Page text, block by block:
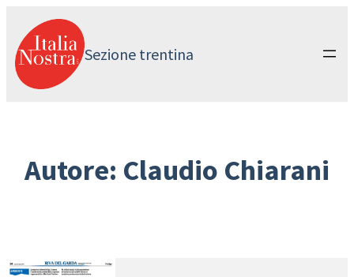
contenuto
Sezione trentina
Autore: Claudio Chiarani